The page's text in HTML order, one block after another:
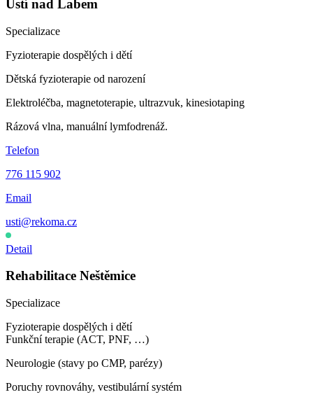
Ústí nad Labem
Specializace
Fyzioterapie dospělých i dětí
Dětská fyzioterapie od narození
Elektroléčba, magnetoterapie, ultrazvuk, kinesiotaping
Rázová vlna, manuální lymfodrenáž.
Telefon
776 115 902
Email
usti@rekoma.cz
Detail
Rehabilitace Neštěmice
Specializace
Fyzioterapie dospělých i dětí
Funkční terapie (ACT, PNF, …)
Neurologie (stavy po CMP, parézy)
Poruchy rovnováhy, vestibulární systém